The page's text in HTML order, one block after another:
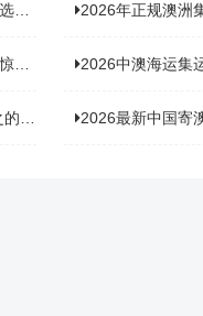
2026年正规澳洲集
2026中澳海运集运全
？ 2026最新中国寄澳洲